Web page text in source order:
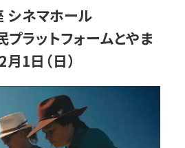
シネマホール
プラットフォームとやま
1日（日）